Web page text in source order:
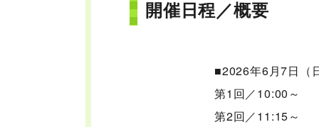
開催日程／概要
■2026年6月7日（
第1回／10:00～
第2回／11:15～